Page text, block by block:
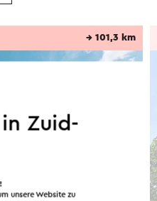
→ 101,3 km
in Zuid-
unsere Website zu